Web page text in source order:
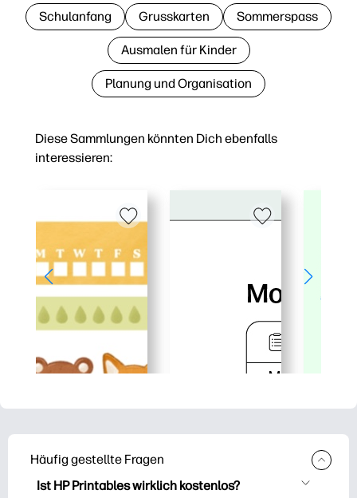
Diese Sammlungen könnten Dich ebenfalls
interessieren:
Schulanfang Grusskarten Sommerspass
Ausmalen für Kinder
Planung und Organisation
Häufig gestellte Fragen
Ist HP Printables wirklich kostenlos?